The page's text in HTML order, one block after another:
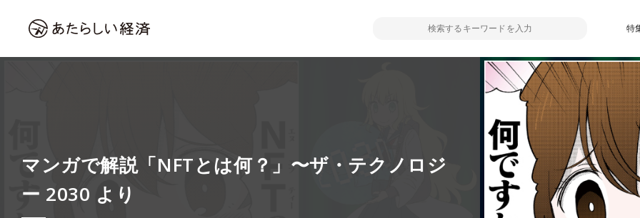
特
マンガで解説「NFTとは何？」〜ザ・テクノロジ
ー 2030 より